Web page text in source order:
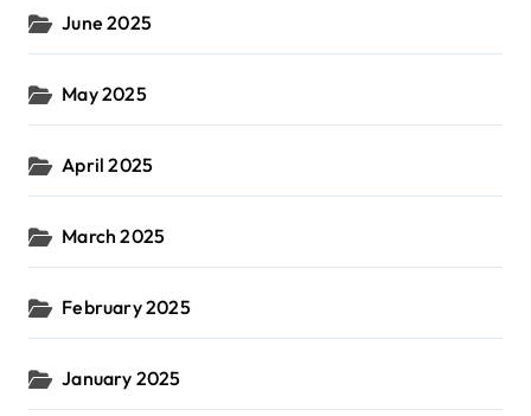
June 2025
May 2025
April 2025
March 2025
February 2025
January 2025